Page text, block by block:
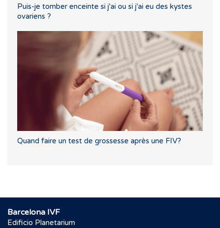
Puis-je tomber enceinte si j'ai ou si j'ai eu des kystes
ovariens ?
Quand faire un test de grossesse après une FIV?
Barcelona IVF
Edificio Planetarium